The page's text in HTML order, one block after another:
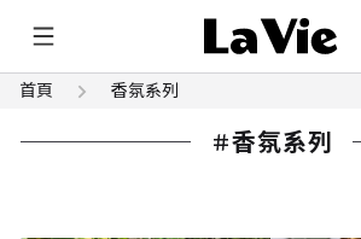
首頁 香氛系列
香氛系列